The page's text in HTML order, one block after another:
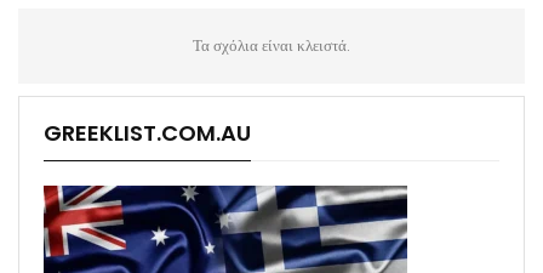
Τα σχόλια είναι κλειστά.
GREEKLIST.COM.AU